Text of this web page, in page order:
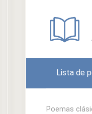
Lista de
Poemas